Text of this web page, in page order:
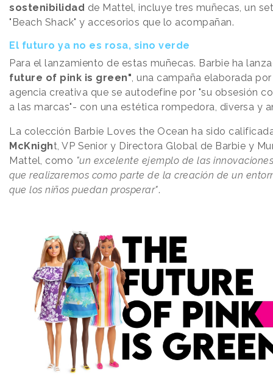
sostenibilidad de Mattel, incluye tres muñecas, un
"Beach Shack" y accesorios que lo acompañan.
El futuro ya no es rosa, sino verde
Para el lanzamiento de estas muñecas. Barbie ha
future of pink is green", una campaña elaborada
agencia creativa que se autodefine por "su obsesión
a las marcas"- con una estética rompedora, diversa y
La colección Barbie Loves the Ocean ha sido
McKnight, VP Senior y Directora Global de Barbie y
Mattel, como "un excelente ejemplo de las
que realizaremos como parte de la creación de un
que los niños puedan prosperar".